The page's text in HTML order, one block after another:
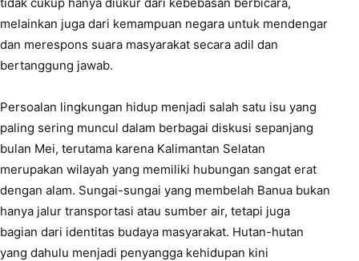
melainkan juga dari kemampuan negara untuk mendengar
dan merespons suara masyarakat secara adil dan
bertanggung jawab.
Persoalan lingkungan hidup menjadi salah satu isu yang
paling sering muncul dalam berbagai diskusi sepanjang
bulan Mei, terutama karena Kalimantan Selatan
merupakan wilayah yang memiliki hubungan sangat erat
dengan alam. Sungai-sungai yang membelah Banua bukan
hanya jalur transportasi atau sumber air, tetapi juga
bagian dari identitas budaya masyarakat. Hutan-hutan
yang dahulu menjadi penyangga kehidupan kini